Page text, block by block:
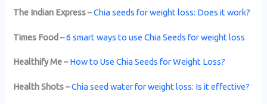
The Indian Express –Chia seeds for weight loss: Does it work?
Times Food –6 smart ways to use Chia Seeds for weight loss
Healthify Me – How to Use Chia Seeds for Weight Loss?
Health Shots –Chia seed water for weight loss: Is it effective?